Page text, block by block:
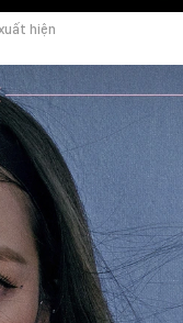
hiện